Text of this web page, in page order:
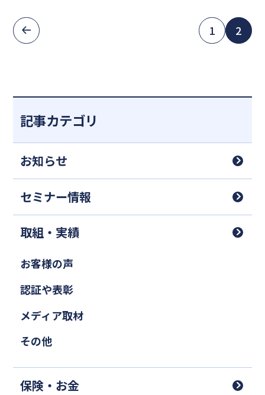
1 2
記事カテゴリ
お知らせ
セミナー情報
取組・実績
お客様の声
認証や表彰
メディア取材
その他
保険・お金